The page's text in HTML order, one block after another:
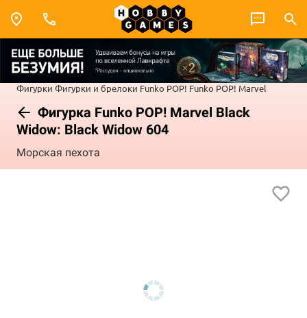
Фигурки Фигурки и брелоки Funko POP! Funko POP! Marvel
Фигурка Funko POP! Marvel Black
Widow: Black Widow 604
Морская пехота